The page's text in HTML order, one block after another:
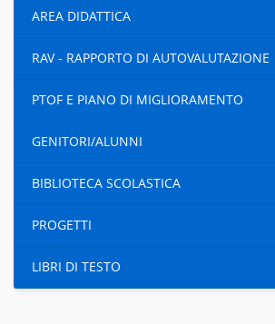
AREA DIDATTICA
RAV - RAPPORTO DI AUTOVALUTAZIONE
PTOF E PIANO DI MIGLIORAMENTO
GENITORI/ALUNNI
BIBLIOTECA SCOLASTICA
PROGETTI
LIBRI DI TESTO